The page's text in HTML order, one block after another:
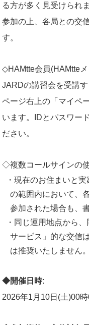
る方が多く見受けられ
参加の上、各局との交
す。
◇HAMtte会員(HAMtte
JARDの講習会を受講
ページ右上の「マイペ
います。IDとパスワー
ださい。
◇複数コールサインの
・現在のお住まいと
の範囲内において、
参加された場合も、
・同じ運用地点から
サービス」的な交信
は推奨いたしません。
◆開催日時:
2026年1月10日(土)00